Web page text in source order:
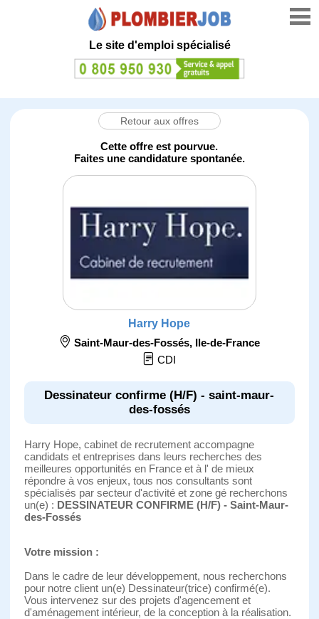
Le site d'emploi spécialisé
Retour aux offres
Cette offre est pourvue.
Faites une candidature spontanée.
Harry Hope
Saint-Maur-des-Fossés, Ile-de-France
CDI
Dessinateur confirme (H/F) - saint-maur-
des-fossés
Harry Hope, cabinet de recrutement accompagne
candidats et entreprises dans leurs recherches des
meilleures opportunités en France et à l' de mieux
répondre à vos enjeux, tous nos consultants sont
spécialisés par secteur d'activité et zone gé recherchons
un(e) : DESSINATEUR CONFIRME (H/F) - Saint-Maur-
des-Fossés
Votre mission :
Dans le cadre de leur développement, nous recherchons
pour notre client un(e) Dessinateur(trice) confirmé(e).
Vous intervenez sur des projets d'agencement et
d'aménagement intérieur, de la conception à la réalisation.